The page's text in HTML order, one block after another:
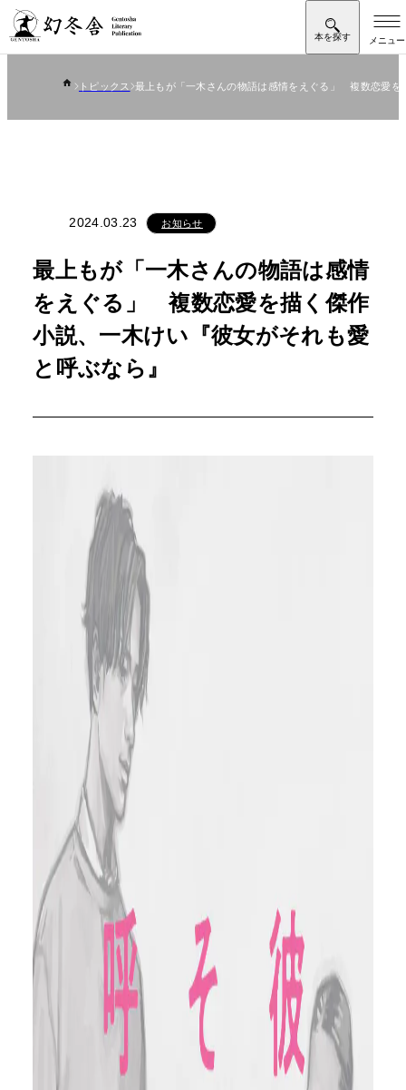
トピックス 最上もが「一木さんの物語は感情をえぐる」 複数恋愛
2024.03.23 お知らせ
最上もが「一木さんの物語は感情
をえぐる」 複数恋愛を描く傑作
小説、一木けい『彼女がそれも愛
と呼ぶなら』